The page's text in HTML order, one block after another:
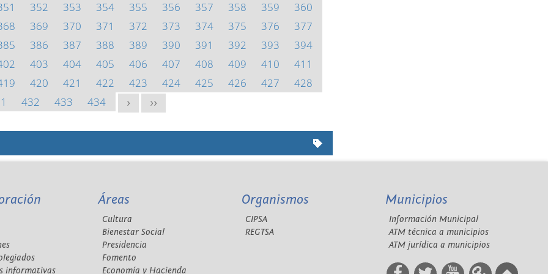
352 353 354 355 356 357 358 359
360
369 370 371 372 373 374 375 376
377
386 387 388 389 390 391 392 393
394
403 404 405 406 407 408 409 410
411
420 421 422 423 424 425 426 427
428
432 433 434 > >>
informativas
Áreas
Cultura
Bienestar Social
Presidencia
Fomento
Economía y Hacienda
Organismos
CIPSA
REGTSA
Municipios
Información Municipal
ATM técnica a municipios
ATM jurídica a municipios